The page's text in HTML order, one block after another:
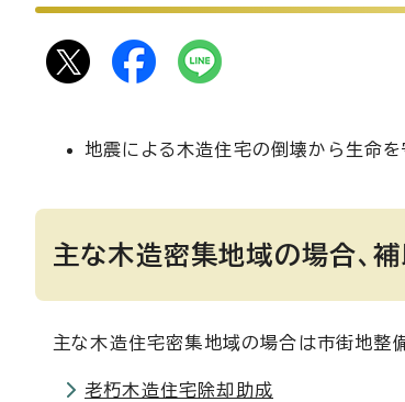
地震による木造住宅の倒壊から生命
主な木造密集地域の場合、
主な木造住宅密集地域の場合は市街地
老朽木造住宅除却助成